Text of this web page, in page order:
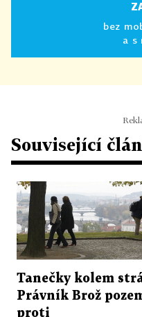
bez
a s
Související
Tanečky kolem
Právník Brož
proti